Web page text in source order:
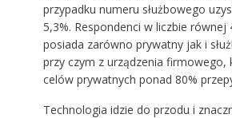
przypadku numeru służbowego
5,3%. Respondenci w liczbie równej
posiada zarówno prywatny jak i
przy czym z urządzenia firmowego,
celów prywatnych ponad 80%
Technologia idzie do przodu i